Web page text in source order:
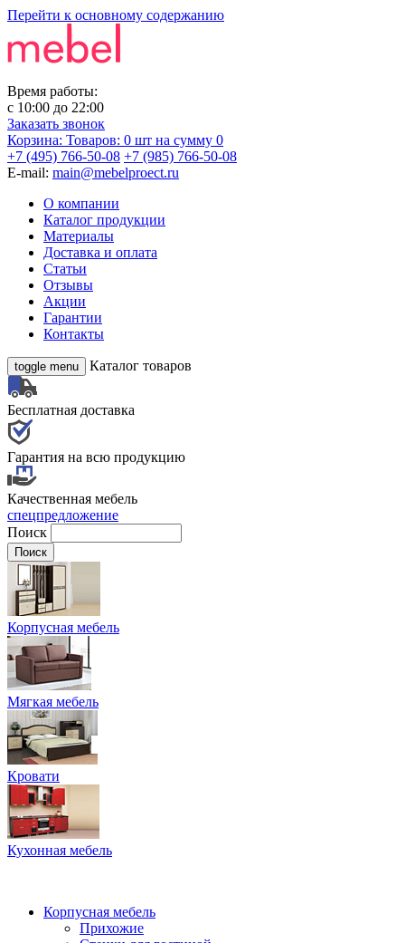
Перейти к основному содержанию
Время работы:
с 10:00 до 22:00
Заказать звонок
Корзина: Товаров: 0 шт на сумму 0
+7 (495) 766-50-08 +7 (985) 766-50-08
E-mail: main@mebelproect.ru
О компании
Каталог продукции
Материалы
Доставка и оплата
Статьи
Отзывы
Акции
Гарантии
Контакты
toggle menu Каталог товаров
Бесплатная доставка
Гарантия на всю продукцию
Качественная мебель
спецпредложение
Поиск
Корпусная мебель
Мягкая мебель
Кровати
Кухонная мебель
Корпусная мебель
Прихожие